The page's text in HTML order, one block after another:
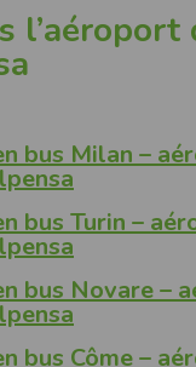
l’aéroport
bus Milan –
bus Turin –
bus Novare –
bus Côme –